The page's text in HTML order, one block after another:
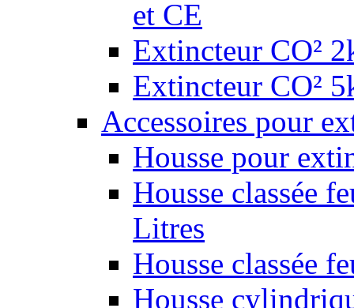
et CE
Extincteur CO²
Extincteur CO²
Accessoires pour
Housse pour
Housse classée
Litres
Housse classée
Housse